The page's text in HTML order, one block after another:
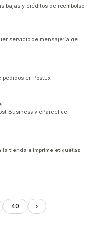
bajas y créditos de reembolso
servicio de mensajería de
pedidos en PostEx
Business y eParcel de
la tienda e imprime etiquetas
40